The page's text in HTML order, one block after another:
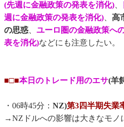
(先週に金融政策の発表を消化)、
週に金融政策の発表を消化)、 高
の思惑、 ユーロ圏の金融政策へ
表を消化)などにも注意したい。
■□■本日のトレード用のエサ(羊
・06時45分： NZ)第3四半期失業
→NZドルへの影響は大きなモノ